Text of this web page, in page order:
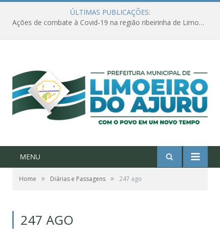
ÚLTIMAS PUBLICAÇÕES:
Ações de combate à Covid-19 na região ribeirinha de Limoeiro do Ajuru continuam
MENU
Home » Diárias e Passagens » 247 ago
247 AGO